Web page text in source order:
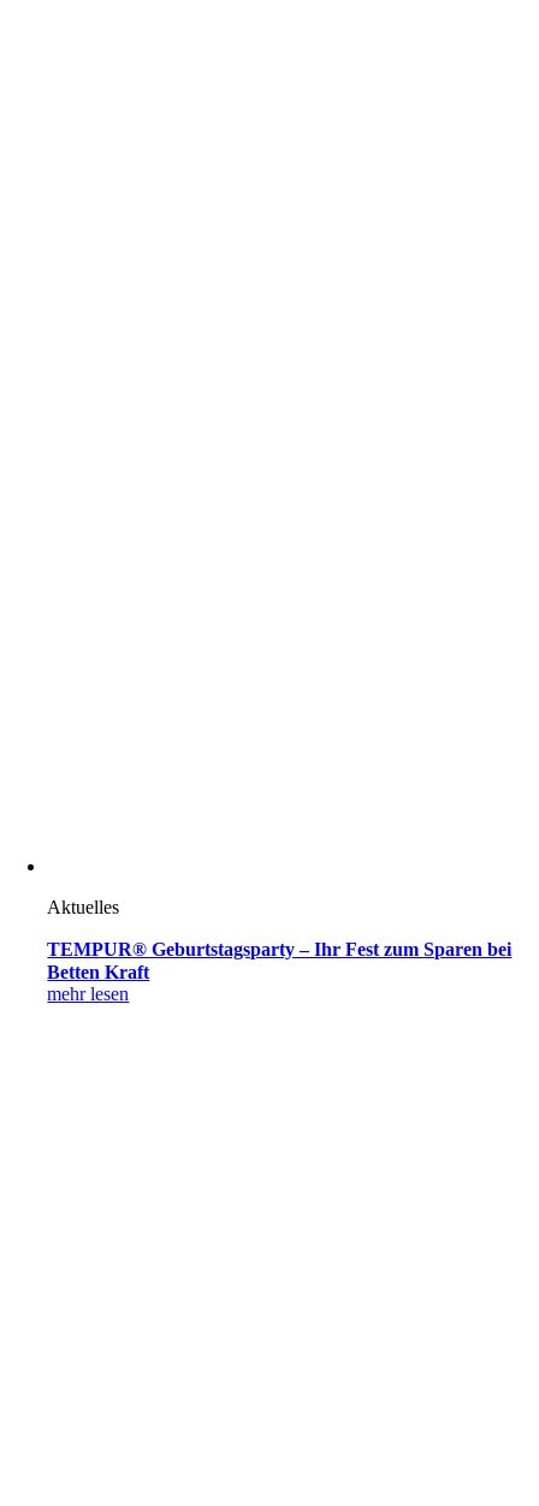
Aktuelles
TEMPUR® Geburtstagsparty – Ihr Fest zum Sparen bei
Betten Kraft
mehr lesen